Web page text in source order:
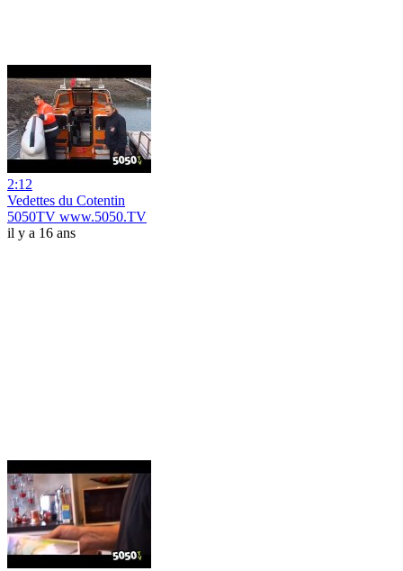
2:12
Vedettes du Cotentin
5050TV www.5050.TV
il y a 16 ans